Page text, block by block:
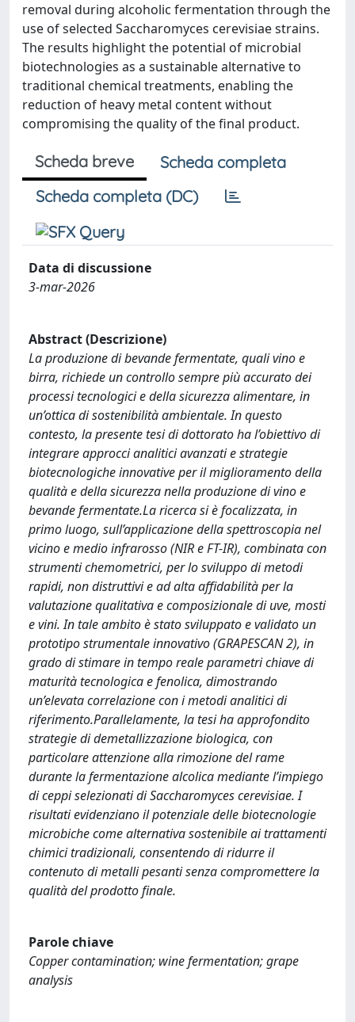
removal during alcoholic fermentation through the
use of selected Saccharomyces cerevisiae strains.
The results highlight the potential of microbial
biotechnologies as a sustainable alternative to
traditional chemical treatments, enabling the
reduction of heavy metal content without
compromising the quality of the final product.
Scheda breve
Scheda completa
Scheda completa (DC)
Data di discussione
3-mar-2026
Abstract (Descrizione)
La produzione di bevande fermentate, quali vino e
birra, richiede un controllo sempre più accurato dei
processi tecnologici e della sicurezza alimentare, in
un’ottica di sostenibilità ambientale. In questo
contesto, la presente tesi di dottorato ha l’obiettivo di
integrare approcci analitici avanzati e strategie
biotecnologiche innovative per il miglioramento della
qualità e della sicurezza nella produzione di vino e
bevande fermentate.La ricerca si è focalizzata, in
primo luogo, sull’applicazione della spettroscopia nel
vicino e medio infrarosso (NIR e FT-IR), combinata con
strumenti chemometrici, per lo sviluppo di metodi
rapidi, non distruttivi e ad alta affidabilità per la
valutazione qualitativa e composizionale di uve, mosti
e vini. In tale ambito è stato sviluppato e validato un
prototipo strumentale innovativo (GRAPESCAN 2), in
grado di stimare in tempo reale parametri chiave di
maturità tecnologica e fenolica, dimostrando
un’elevata correlazione con i metodi analitici di
riferimento.Parallelamente, la tesi ha approfondito
strategie di demetallizzazione biologica, con
particolare attenzione alla rimozione del rame
durante la fermentazione alcolica mediante l’impiego
di ceppi selezionati di Saccharomyces cerevisiae. I
risultati evidenziano il potenziale delle biotecnologie
microbiche come alternativa sostenibile ai trattamenti
chimici tradizionali, consentendo di ridurre il
contenuto di metalli pesanti senza compromettere la
qualità del prodotto finale.
Parole chiave
Copper contamination; wine fermentation; grape
analysis